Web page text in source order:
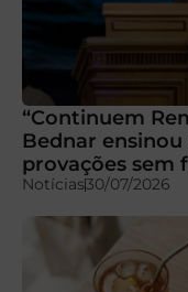
“Continuem
Bednar
provações sem
Notícias30/07/2026